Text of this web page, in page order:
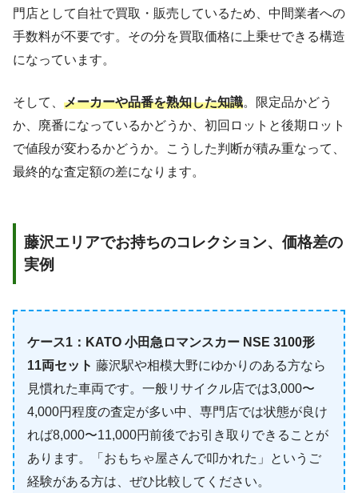
門店として自社で買取・販売しているため、中間業者への
手数料が不要です。その分を買取価格に上乗せできる構造
になっています。
そして、 メーカーや品番を熟知した知識。限定品かどう
か、廃番になっているかどうか、初回ロットと後期ロット
で値段が変わるかどうか。こうした判断が積み重なって、
最終的な査定額の差になります。
藤沢エリアでお持ちのコレクション、価格差の
実例
ケース1：KATO 小田急ロマンスカー NSE 3100形
11両セット 藤沢駅や相模大野にゆかりのある方なら
見慣れた車両です。一般リサイクル店では3,000〜
4,000円程度の査定が多い中、専門店では状態が良け
れば8,000〜11,000円前後でお引き取りできることが
あります。「おもちゃ屋さんで叩かれた」というご
経験がある方は、ぜひ比較してください。